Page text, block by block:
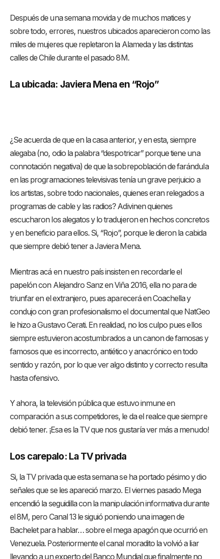
Después de una semana movida y de muchos matices y
sobre todo, errores, nuestros ubicados aparecieron como las
miles de mujeres que repletaron la Alameda y las distintas
calles de Chile durante el pasado 8M.
La ubicada: Javiera Mena en “Rojo”
¿Se acuerda de que en la casa anterior, y en esta, siempre
alegaba (no, odio la palabra “despotricar” porque tiene una
connotación negativa) de que la sobrepoblación de farándula
en las programaciones televisivas tenía un grave perjuicio a
los artistas, sobre todo nacionales, quienes eran relegados a
programas de cable y las radios? Adivinen quienes
escucharon los alegatos y lo tradujeron en hechos concretos
y en beneficio para ellos. Si, “Rojo”, porque le dieron la cabida
que siempre debió tener a Javiera Mena.
Mientras acá en nuestro país insisten en recordarle el
papelón con Alejandro Sanz en Viña 2016, ella no para de
triunfar en el extranjero, pues aparecerá en Coachella y
condujo con gran profesionalismo el documental que NatGeo
le hizo a Gustavo Cerati. En realidad, no los culpo pues ellos
siempre estuvieron acostumbrados a un canon de famosas y
famosos que es incorrecto, antiético y anacrónico en todo
sentido y razón, por lo que ver algo distinto y correcto resulta
hasta ofensivo.
Y ahora, la televisión pública que estuvo inmune en
comparación a sus competidores, le da el realce que siempre
debió tener. ¡Esa es la TV que nos gustaría ver más a menudo!
Los carepalo: La TV privada
Si, la TV privada que esta semana se ha portado pésimo y dio
señales que se les apareció marzo. El viernes pasado Mega
encendió la seguidilla con la manipulación informativa durante
el 8M, pero Canal 13 le siguió poniendo una imagen de
Bachelet para hablar… sobre el mega apagón que ocurrió en
Venezuela. Posteriormente el canal moradito la volvió a liar
llevando a un experto del Banco Mundial que finalmente no